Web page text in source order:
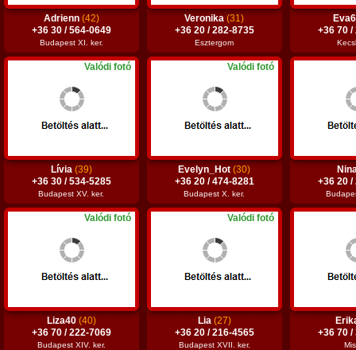
Adrienn (42)
+36 30 / 564-0649
Budapest XI. ker.
Veronika(31)
+36 20 / 282-8735
Esztergom
+36 70 /
Valódi fotó
Lívia (39)
+36 30 / 534-5285
Budapest XV. ker.
Valódi fotó
Evelyn_Hot(30)
+36 20 / 474-8281
Budapest X. ker.
+36 20 /
Valódi fotó
Liza40 (40)
+36 70 / 222-7069
Budapest XIV. ker.
Valódi fotó
Lia (27)
+36 20 / 216-4565
Budapest XVII. ker.
+36 70 /